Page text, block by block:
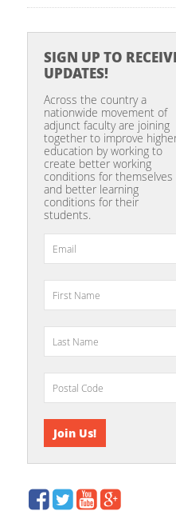
SIGN UP TO
UPDATES!
Across the country a
nationwide movement of
adjunct faculty are joining
together to improve
education by working to
create better working
conditions for themselves
and better learning
conditions for their
students.